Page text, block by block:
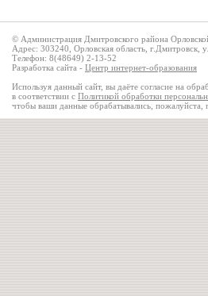
© Администрация Дмитровского района
Адрес: 303240, Орловская область, г.Дмитровск,
Телефон: 8(48649) 2-13-52
Разработка сайта - Центр интернет-образования
Используя данный сайт, вы даёте согласие на
в соответствии с Политикой обработки
чтобы ваши данные обрабатывались, пожалуйста,